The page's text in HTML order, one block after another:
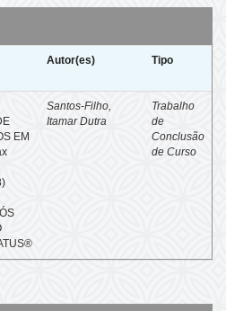
Autor(es) Tipo
EM
Santos-Filho,
Itamar Dutra
Trabalho
de
Conclusão
de Curso